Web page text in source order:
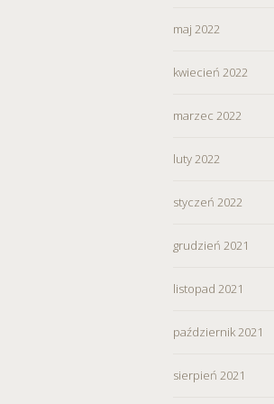
maj 2022
kwiecień 2022
marzec 2022
luty 2022
styczeń 2022
grudzień 2021
listopad 2021
październik 2021
sierpień 2021